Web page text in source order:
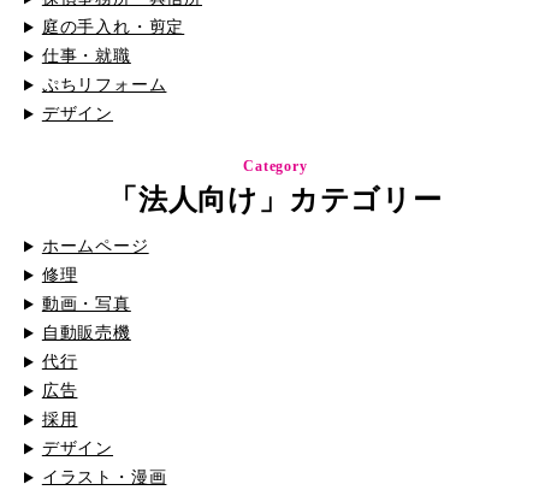
庭の手入れ・剪定
仕事・就職
ぷちリフォーム
デザイン
Category
「法人向け」カテゴリー
ホームページ
修理
動画・写真
自動販売機
代行
広告
採用
デザイン
イラスト・漫画